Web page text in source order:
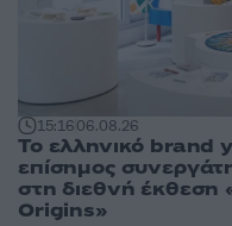
15:1606.08.26
Το ελληνικό brand
επίσημος
στη διεθνή έκθεση
Origins»